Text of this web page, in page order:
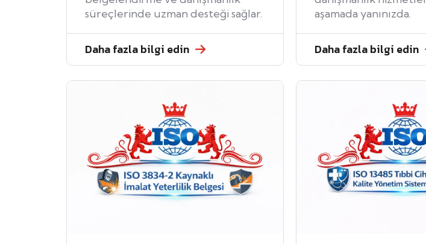
süreçlerinde uzman desteği sağlar.
Daha fazla bilgi edin
aşamada yanınızda.
Daha fazla bilgi edin